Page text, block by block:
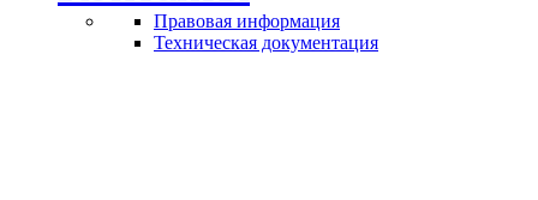
Правовая информация
Техническая документация